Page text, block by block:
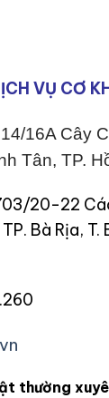
VỤ CƠ
14/16A Cây
Tân, TP.
20-22
Bà Rịa, T.
thường